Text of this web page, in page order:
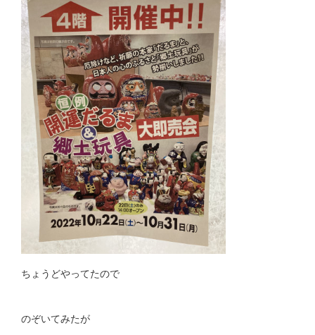
ちょうどやってたので
のぞいてみたが